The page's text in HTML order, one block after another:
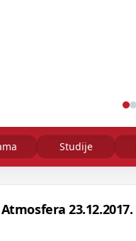
Studije
23.12.2017.